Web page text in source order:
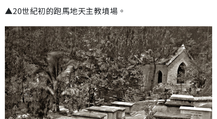
▲20世紀初的跑馬地天主教墳場。